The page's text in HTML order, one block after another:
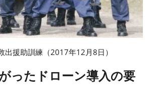
出援助訓練（2017年12 月8日）
ったドローン導入の要